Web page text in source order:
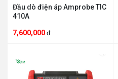
Đầu dò điện áp Amprobe TIC
410A
7,600,000 đ